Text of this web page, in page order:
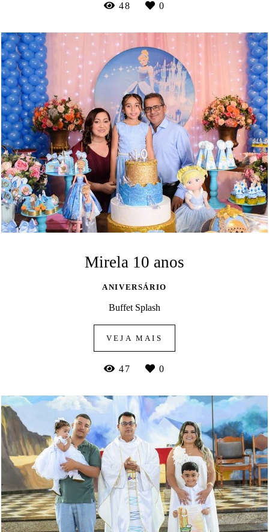
48 0
Mirela 10 anos
ANIVERSÁRIO
Buffet Splash
VEJA MAIS
47 0